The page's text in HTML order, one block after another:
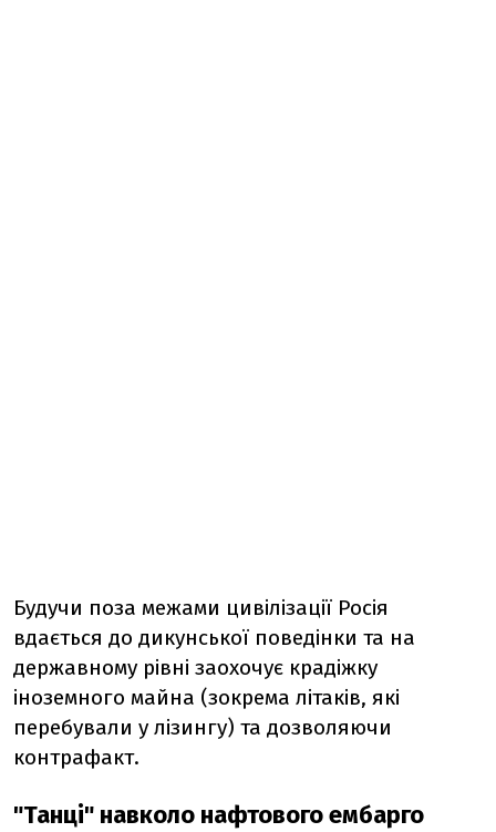
Будучи поза межами цивілізації Росія
вдається до дикунської поведінки та на
державному рівні заохочує крадіжку
іноземного майна (зокрема літаків, які
перебували у лізингу) та дозволяючи
контрафакт.
"Танці" навколо нафтового ембарго